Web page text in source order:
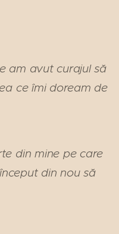
am avut curajul să
ce îmi doream de
din mine pe care
din nou să